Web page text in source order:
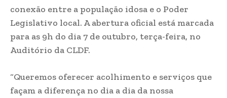
conexão entre a população idosa e o Poder
Legislativo local. A abertura oficial está marcada
para as 9h do dia 7 de outubro, terça-feira, no
Auditório da CLDF.
“Queremos oferecer acolhimento e serviços que
façam a diferença no dia a dia da nossa